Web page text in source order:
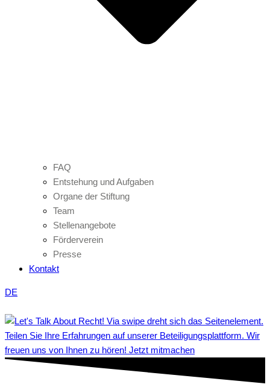
FAQ
Entstehung und Aufgaben
Organe der Stiftung
Team
Stellenangebote
Förderverein
Presse
Kontakt
DE
Teilen Sie Ihre Erfahrungen auf unserer Beteiligungsplattform. Wir
freuen uns von Ihnen zu hören! Jetzt mitmachen